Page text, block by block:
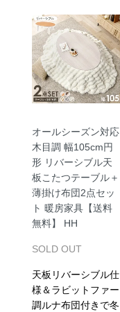
オールシーズン対応
木目調 幅105cm円
形 リバーシブル天
板こたつテーブル＋
薄掛け布団2点セッ
ト 暖房家具【送料
無料】 HH
SOLD OUT
天板リバーシブル仕
様＆ラビットファー
調ルナ布団付きで冬